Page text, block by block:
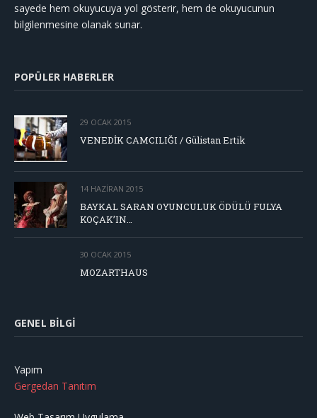
sayede hem okuyucuya yol gösterir, hem de okuyucunun
bilgilenmesine olanak sunar.
POPÜLER HABERLER
29 OCAK 2015
VENEDİK CAMCILIĞI / Gülistan Ertik
14 HAZIRAN 2015
BAYKAL SARAN OYUNCULUK ÖDÜLÜ FULYA
KOÇAK’IN…
30 OCAK 2015
MOZARTHAUS
GENEL BILGI
Yapım
Gergedan Tanıtım